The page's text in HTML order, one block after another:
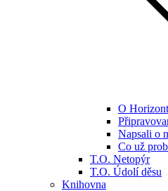
O
Napsali o
Co už
T.O. Netopýr
T.O. Údolí děsu
Knihovna